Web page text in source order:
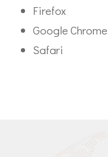
Firefox
Google Chrome
Safari